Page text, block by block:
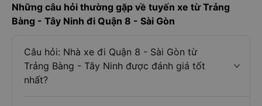
Những câu hỏi thường gặp về tuyến xe từ Trảng
Bàng - Tây Ninh đi Quận 8 - Sài Gòn
Câu hỏi: Nhà xe đi Quận 8 - Sài Gòn từ
Trảng Bàng - Tây Ninh được đánh giá tốt
nhất?